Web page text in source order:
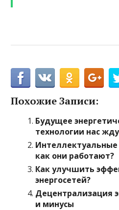
Похожие Записи:
Будущее
технологии нас
Интеллектуальные
как они работают?
Как улучшить
энергосетей?
Децентрализация
и минусы